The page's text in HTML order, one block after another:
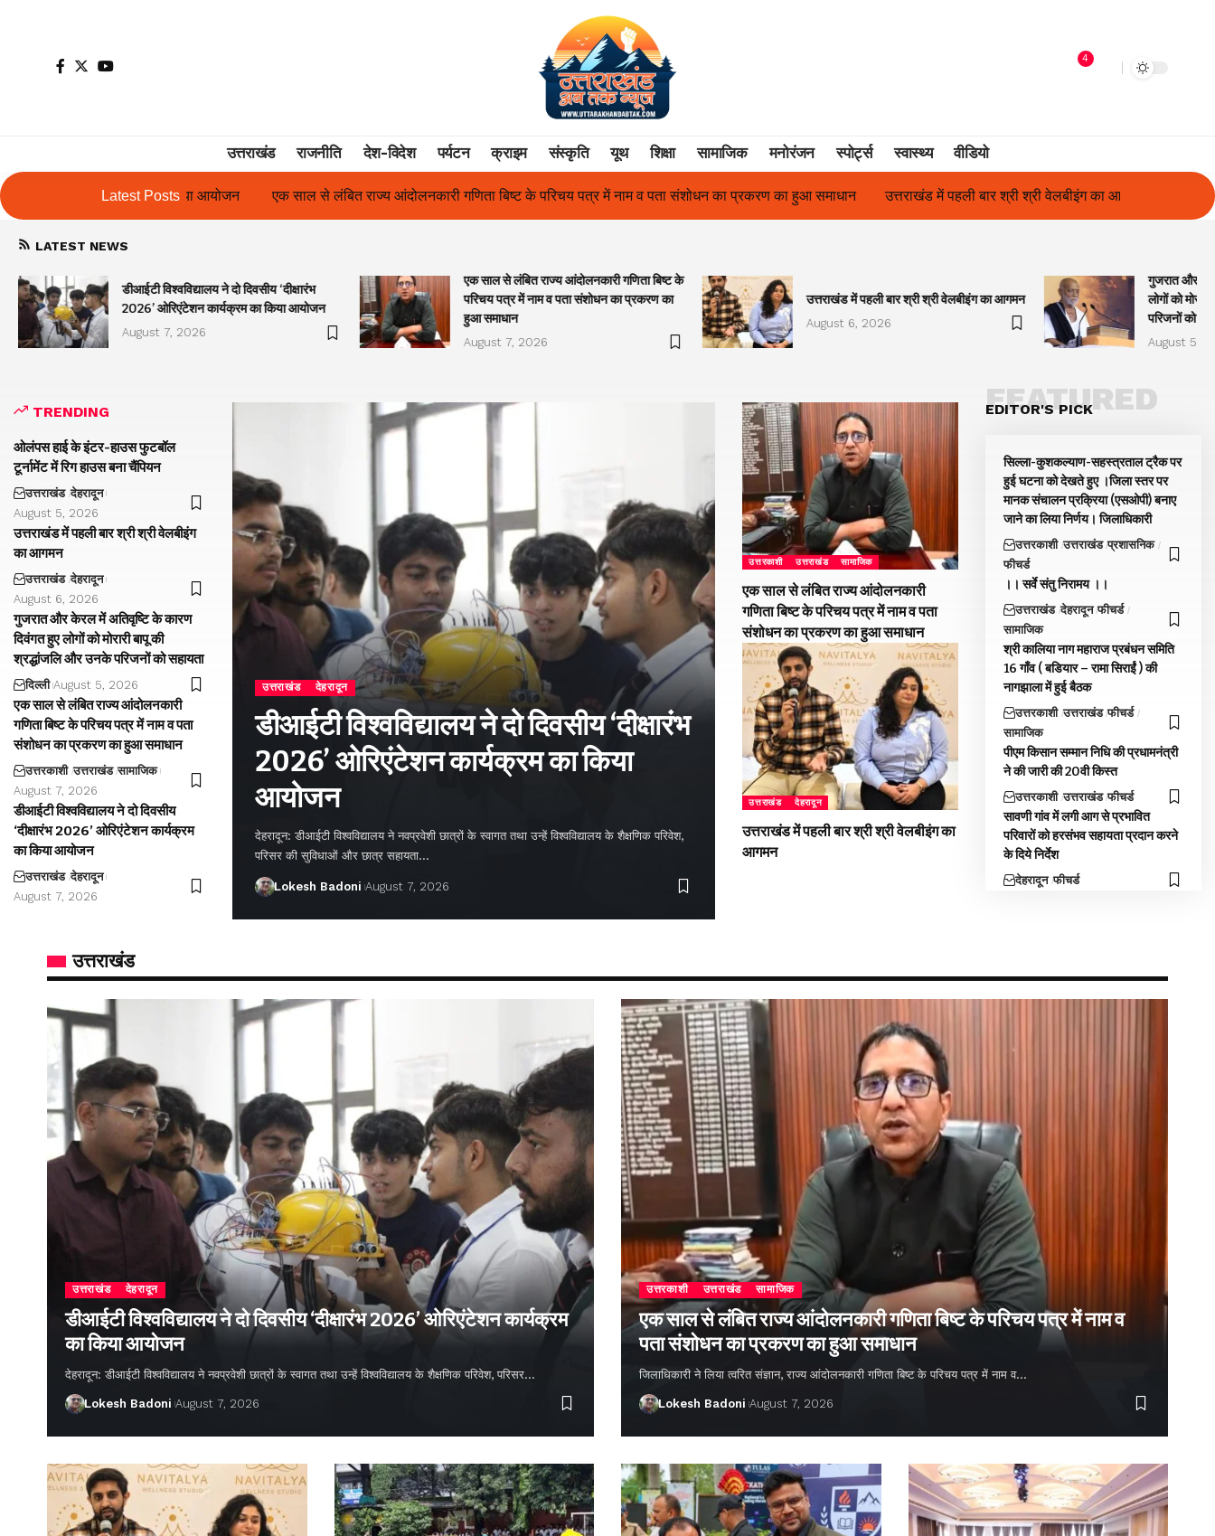
4
उत्तराखंड राजनीति देश-विदेश पर्यटन क्राइम संस्कृति यूथ शिक्षा सामाजिक मनोरंजन स्पोर्ट्स स्वास्थ्य वीडियो
Latest Posts
एक साल से लंबित राज्य आंदोलनकारी गणिता बिष्ट के परिचय पत्र में नाम व पता संशोधन का प्रकरण का हुआ समाधान उत्तराखंड में पहली बार श्री श्री वेलबीइंग का आगमन गुजरात और केरल में अतिवृष्टि के कारण दिवंगत
LATEST NEWS
डीआईटी विश्वविद्यालय ने दो दिवसीय ‘दीक्षारंभ
2026’ ओरिएंटेशन कार्यक्रम का किया आयोजन
August 7, 2026
एक साल से लंबित राज्य आंदोलनकारी गणिता बिष्ट के
परिचय पत्र में नाम व पता संशोधन का प्रकरण का
हुआ समाधान
August 7, 2026
उत्तराखंड में पहली बार श्री श्री वेलबीइंग का आगमन
August 6, 2026
गुजरात और
लोगों को
परिजनों को
August 5,
TRENDING
ओलंपस हाई के इंटर-हाउस फुटबॉल
टूर्नामेंट में रिग हाउस बना चैंपियन
उत्तराखंड देहरादून
August 5, 2026
उत्तराखंड में पहली बार श्री श्री वेलबीइंग
का आगमन
उत्तराखंड देहरादून
August 6, 2026
गुजरात और केरल में अतिवृष्टि के कारण
दिवंगत हुए लोगों को मोरारी बापू की
श्रद्धांजलि और उनके परिजनों को सहायता
दिल्ली August 5, 2026
एक साल से लंबित राज्य आंदोलनकारी
गणिता बिष्ट के परिचय पत्र में नाम व पता
संशोधन का प्रकरण का हुआ समाधान
उत्तरकाशी उत्तराखंड सामाजिक
August 7, 2026
डीआईटी विश्वविद्यालय ने दो दिवसीय
‘दीक्षारंभ 2026’ ओरिएंटेशन कार्यक्रम
का किया आयोजन
उत्तराखंड देहरादून
August 7, 2026
उत्तराखंड देहरादून
डीआईटी विश्वविद्यालय ने दो दिवसीय ‘दीक्षारंभ
2026’ ओरिएंटेशन कार्यक्रम का किया
आयोजन
देहरादून: डीआईटी विश्वविद्यालय ने नवप्रवेशी छात्रों के स्वागत तथा उन्हें विश्वविद्यालय के शैक्षणिक परिवेश,
परिसर की सुविधाओं और छात्र सहायता…
Lokesh Badoni August 7, 2026
उत्तरकाशी उत्तराखंड सामाजिक
एक साल से लंबित राज्य आंदोलनकारी
गणिता बिष्ट के परिचय पत्र में नाम व पता
संशोधन का प्रकरण का हुआ समाधान
उत्तराखंड देहरादून
उत्तराखंड में पहली बार श्री श्री वेलबीइंग का
आगमन
EDITOR'S PICK
FEATURED
सिल्ला-कुशकल्याण-सहस्त्रताल ट्रैक पर
हुई घटना को देखते हुए ।जिला स्तर पर
मानक संचालन प्रक्रिया (एसओपी) बनाए
जाने का लिया निर्णय। जिलाधिकारी
उत्तरकाशी उत्तराखंड प्रशासनिक
फीचर्ड
।। सर्वे संतु निरामय ।।
उत्तराखंड देहरादून फीचर्ड
सामाजिक
श्री कालिया नाग महाराज प्रबंधन समिति
16 गाँव ( बडियार – रामा सिराईं ) की
नागझाला में हुई बैठक
उत्तरकाशी उत्तराखंड फीचर्ड
सामाजिक
पीएम किसान सम्मान निधि की प्रधामनंत्री
ने की जारी की 20वी किस्त
उत्तरकाशी उत्तराखंड फीचर्ड
सावणी गांव में लगी आग से प्रभावित
परिवारों को हरसंभव सहायता प्रदान करने
के दिये निर्देश
देहरादून फीचर्ड
उत्तराखंड
उत्तराखंड देहरादून
डीआईटी विश्वविद्यालय ने दो दिवसीय ‘दीक्षारंभ 2026’ ओरिएंटेशन कार्यक्रम
का किया आयोजन
देहरादून: डीआईटी विश्वविद्यालय ने नवप्रवेशी छात्रों के स्वागत तथा उन्हें विश्वविद्यालय के शैक्षणिक परिवेश, परिसर…
Lokesh Badoni August 7, 2026
उत्तरकाशी उत्तराखंड सामाजिक
एक साल से लंबित राज्य आंदोलनकारी गणिता बिष्ट के परिचय पत्र में नाम व
पता संशोधन का प्रकरण का हुआ समाधान
जिलाधिकारी ने लिया त्वरित संज्ञान, राज्य आंदोलनकारी गणिता बिष्ट के परिचय पत्र में नाम व…
Lokesh Badoni August 7, 2026